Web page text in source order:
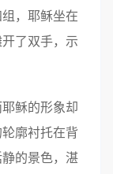
，耶稣坐在
了双手，示
稣的形象却
廓衬托在背
的景色，湛